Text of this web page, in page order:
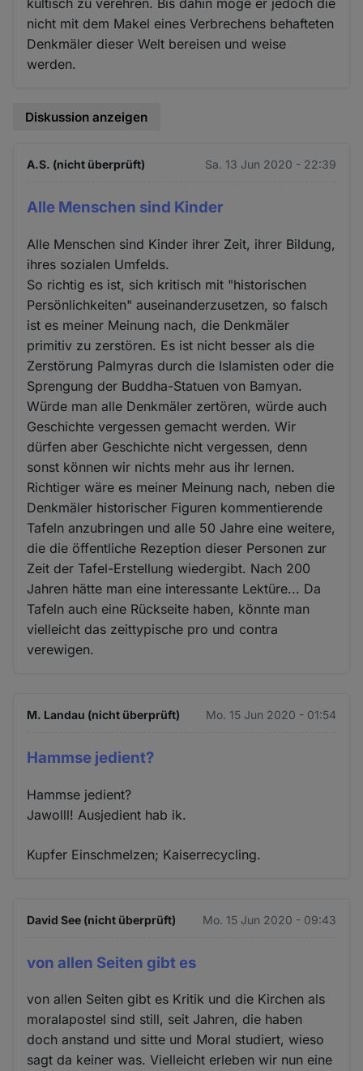
nicht mit dem Makel eines Verbrechens behafteten
Denkmäler dieser Welt bereisen und weise
werden.
Diskussion anzeigen
A.S. (nicht überprüft) Sa. 13 Jun 2020 - 22:39
Alle Menschen sind Kinder
Alle Menschen sind Kinder ihrer Zeit, ihrer Bildung,
ihres sozialen Umfelds.
So richtig es ist, sich kritisch mit "historischen
Persönlichkeiten" auseinanderzusetzen, so falsch
ist es meiner Meinung nach, die Denkmäler
primitiv zu zerstören. Es ist nicht besser als die
Zerstörung Palmyras durch die Islamisten oder die
Sprengung der Buddha-Statuen von Bamyan.
Würde man alle Denkmäler zertören, würde auch
Geschichte vergessen gemacht werden. Wir
dürfen aber Geschichte nicht vergessen, denn
sonst können wir nichts mehr aus ihr lernen.
Richtiger wäre es meiner Meinung nach, neben die
Denkmäler historischer Figuren kommentierende
Tafeln anzubringen und alle 50 Jahre eine weitere,
die die öffentliche Rezeption dieser Personen zur
Zeit der Tafel-Erstellung wiedergibt. Nach 200
Jahren hätte man eine interessante Lektüre... Da
Tafeln auch eine Rückseite haben, könnte man
vielleicht das zeittypische pro und contra
verewigen.
M. Landau (nicht überprüft) Mo. 15 Jun 2020 - 01:54
Hammse jedient?
Hammse jedient?
Jawolll! Ausjedient hab ik.
Kupfer Einschmelzen; Kaiserrecycling.
David See (nicht überprüft) Mo. 15 Jun 2020 - 09:43
von allen Seiten gibt es
von allen Seiten gibt es Kritik und die Kirchen als
moralapostel sind still, seit Jahren, die haben
doch anstand und sitte und Moral studiert, wieso
sagt da keiner was. Vielleicht erleben wir nun eine